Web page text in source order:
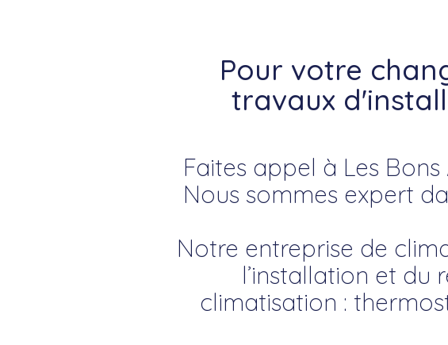
Pour votre
travaux
Faites appel à Les
Nous sommes expert
Notre entreprise de
l’installation et
climatisation :